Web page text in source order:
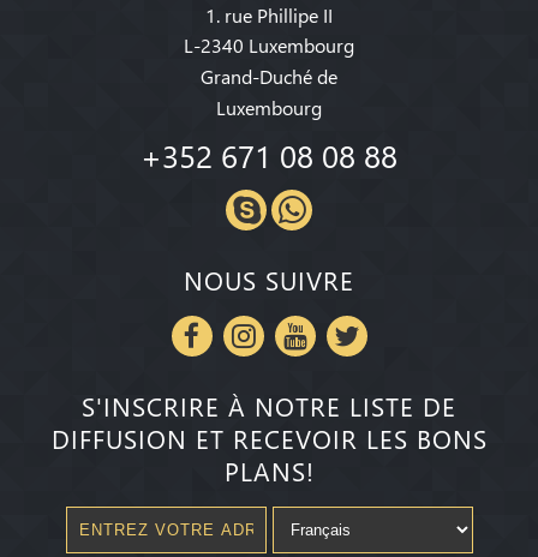
1. rue Phillipe II
L-2340 Luxembourg
Grand-Duché de
Luxembourg
+352 671 08 08 88
NOUS SUIVRE
S'INSCRIRE À NOTRE LISTE DE
DIFFUSION ET RECEVOIR LES BONS
PLANS!